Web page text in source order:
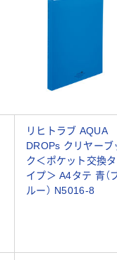
リヒトラブ AQUA
DROPs クリヤーブ
ク＜ポケット交換タ
イプ＞ A4タテ 青（
ルー） N5016-8